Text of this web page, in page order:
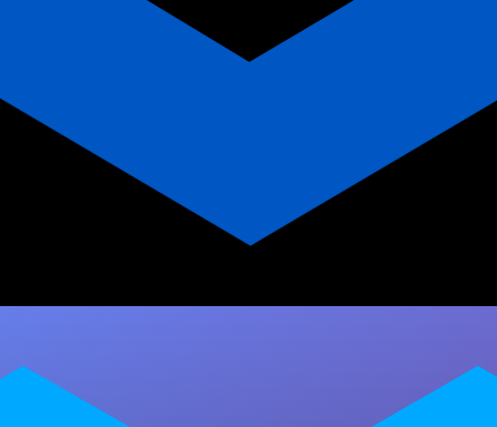
profissional vai além de
prescrever treinos?